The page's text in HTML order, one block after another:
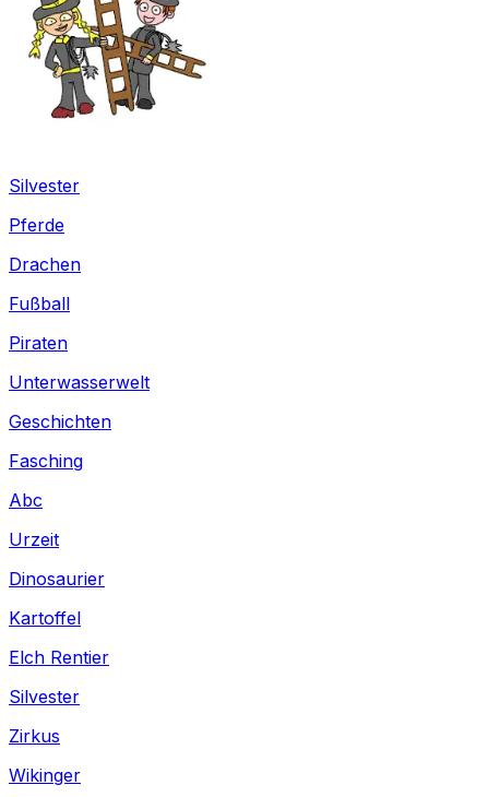
Silvester
Pferde
Drachen
Fußball
Piraten
Unterwasserwelt
Geschichten
Fasching
Abc
Urzeit
Dinosaurier
Kartoffel
Elch Rentier
Silvester
Zirkus
Wikinger